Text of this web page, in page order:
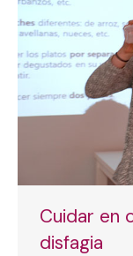
Cuidar en
disfagia